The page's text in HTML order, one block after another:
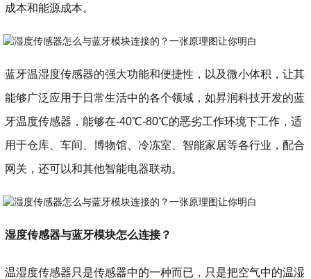
成本和能源成本。
蓝牙温湿度传感器的强大功能和便捷性，以及微小体积，让其
能够广泛应用于日常生活中的各个领域，如昇润科技开发的蓝
牙温度传感器，能够在-40℃-80℃的恶劣工作环境下工作，适
用于仓库、车间、博物馆、冷冻室、智能家居等各行业，配合
网关，还可以和其他智能电器联动。
湿度传感器与蓝牙模块怎么连接？
温湿度传感器只是传感器中的一种而已，只是把空气中的温湿